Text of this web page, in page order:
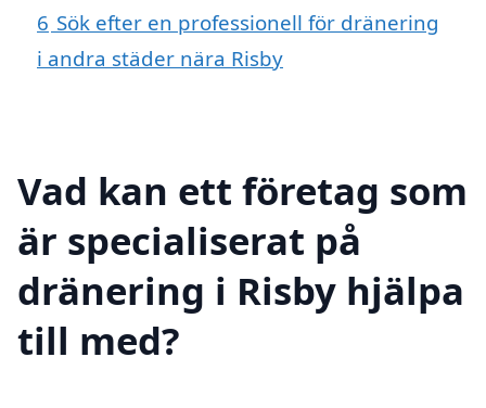
6 Sök efter en professionell för dränering
i andra städer nära Risby
Vad kan ett företag som
är specialiserat på
dränering i Risby hjälpa
till med?